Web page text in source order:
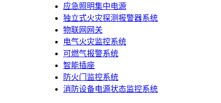
应急照明集中电源
独立式火灾探测报警器系统
物联网网关
电气火灾监控系统
可燃气报警系统
智能插座
防火门监控系统
消防设备电源状态监控系统